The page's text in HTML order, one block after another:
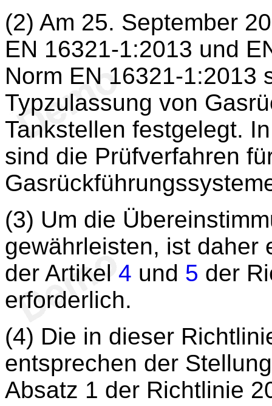
(2) Am 25. September
EN 16321-1:2013 und
Norm EN 16321-1:2013
Typzulassung von
Tankstellen festgelegt.
sind die Prüfverfahren
(3) Um die
gewährleisten, ist daher
der Artikel 4 und 5 der
erforderlich.
(4) Die in dieser
entsprechen der
Absatz 1 der Richtlinie